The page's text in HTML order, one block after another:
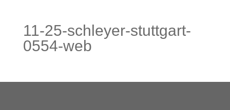
11-25-schleyer-stuttgart-
0554-web